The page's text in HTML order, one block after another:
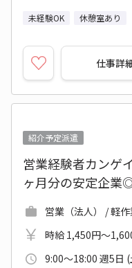
未経験OK 休憩室あり
仕事詳
紹介予定派遣
営業経験者カン
ヶ月分の安定企業
営業（法人） / 軽
時給 1,450円～
9:00～18:00 週5日